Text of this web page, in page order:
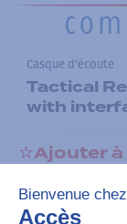
Casque d'écoute
Tactical
with
Ajouter à